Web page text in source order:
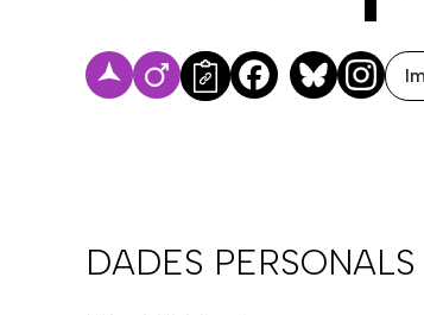
FacebookBluesky
DADES PERSONALS